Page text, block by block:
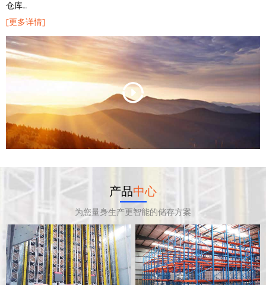
仓库…
[更多详情]
产品中心
为您量身生产更智能的储存方案